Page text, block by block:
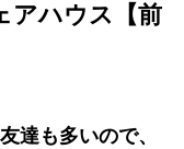
アハウス【前
達も多いので、